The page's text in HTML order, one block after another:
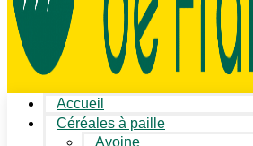
Accueil
Céréales à paille
Avoine